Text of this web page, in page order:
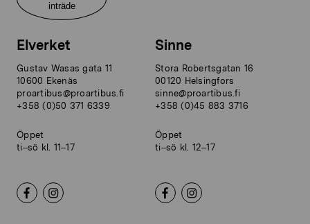
inträde
Elverket
Gustav Wasas gata 11
10600 Ekenäs
proartibus@proartibus.fi
+358 (0)50 371 6339
Öppet
ti–sö kl. 11–17
Sinne
Stora Robertsgatan 16
00120 Helsingfors
sinne@proartibus.fi
+358 (0)45 883 3716
Öppet
ti–sö kl. 12–17